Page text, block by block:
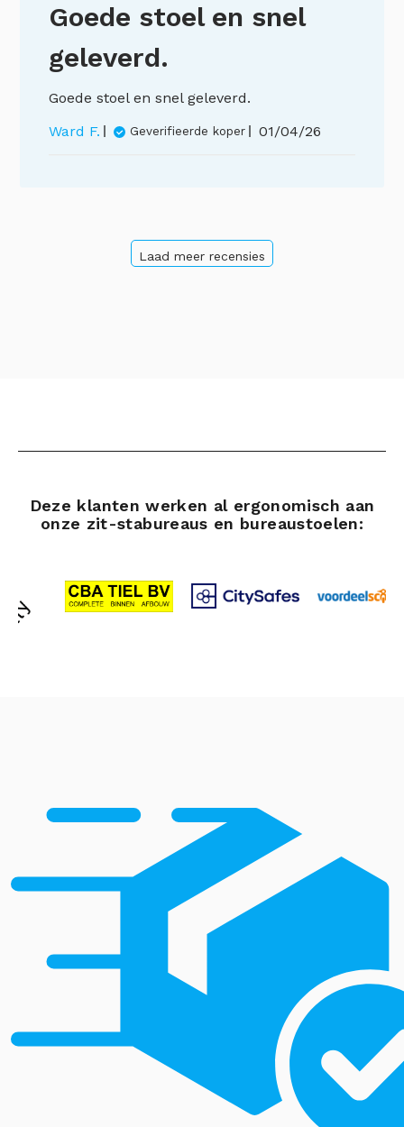
Goede stoel en snel
geleverd.
Goede stoel en snel geleverd.
Ward F.
Geverifieerde koper 01/04/26
Laad meer recensies
Deze klanten werken al ergonomisch aan
onze zit-stabureaus en bureaustoelen: